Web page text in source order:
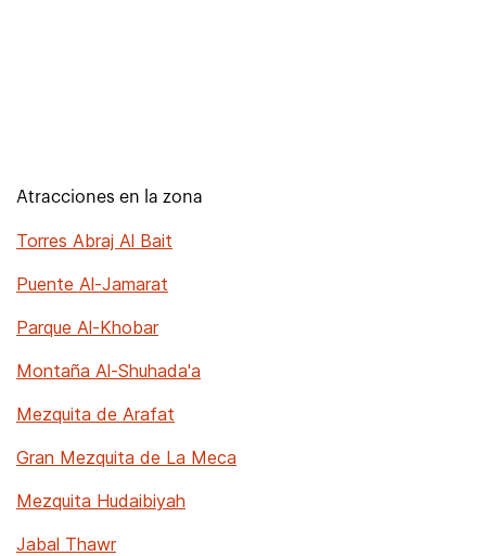
Atracciones en la zona
Torres Abraj Al Bait
Puente Al-Jamarat
Parque Al-Khobar
Montaña Al-Shuhada'a
Mezquita de Arafat
Gran Mezquita de La Meca
Mezquita Hudaibiyah
Jabal Thawr